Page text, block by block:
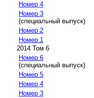
Номер 4
Номер 3
(специальный выпуск)
Номер 2
Номер 1
2014 Том 6
Номер 6
(специальный выпуск)
Номер 5
Номер 4
Номер 3